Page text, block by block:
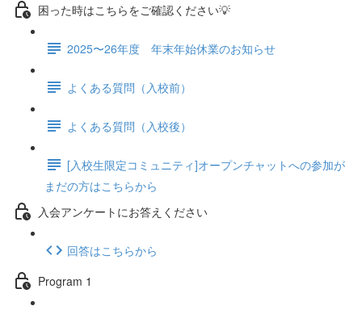
困った時はこちらをご確認ください💡
2025〜26年度 年末年始休業のお知らせ
よくある質問（入校前）
よくある質問（入校後）
[入校生限定コミュニティ]オープンチャットへの参加が
まだの方はこちらから
入会アンケートにお答えください
回答はこちらから
Program 1